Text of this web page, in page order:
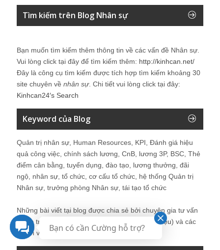
Tìm kiếm trên Blog Nhân sự
Bạn muốn tìm kiếm thêm thông tin về các vấn đề Nhân sự
Vui lòng click tại đây để tìm kiếm thêm: http://kinhcan.net/
Đây là công cụ tìm kiếm được tích hợp tìm kiếm khoảng 30
site chuyên về nhân sự. Chi tiết vui lòng click tại đây:
Kinhcan24′s Search
Keyword của Blog
Quản trị nhân sự, Human Resources, KPI, Đánh giá hiệu
quả công việc, chính sách lương, CnB, lương 3P, BSC, Thẻ
điểm cân bằng, tuyển dụng, đào tạo, lương thưởng, đãi
ngộ, nhân sự, tổ chức, cơ cấu tổ chức, hệ thống Quản trị
Nhân sự, trưởng phòng Nhân sự, tái tạo tổ chức
Những bài viết tại blog được chia sẻ bởi chuyên gia tư vấn
Quản trị Nhân sự Nguyễn Hùng Cường (
giới thiệu) và các
thành viên khác trong cộng đồng Nhân sự.
Bạn có cần Cường hỗ trợ?